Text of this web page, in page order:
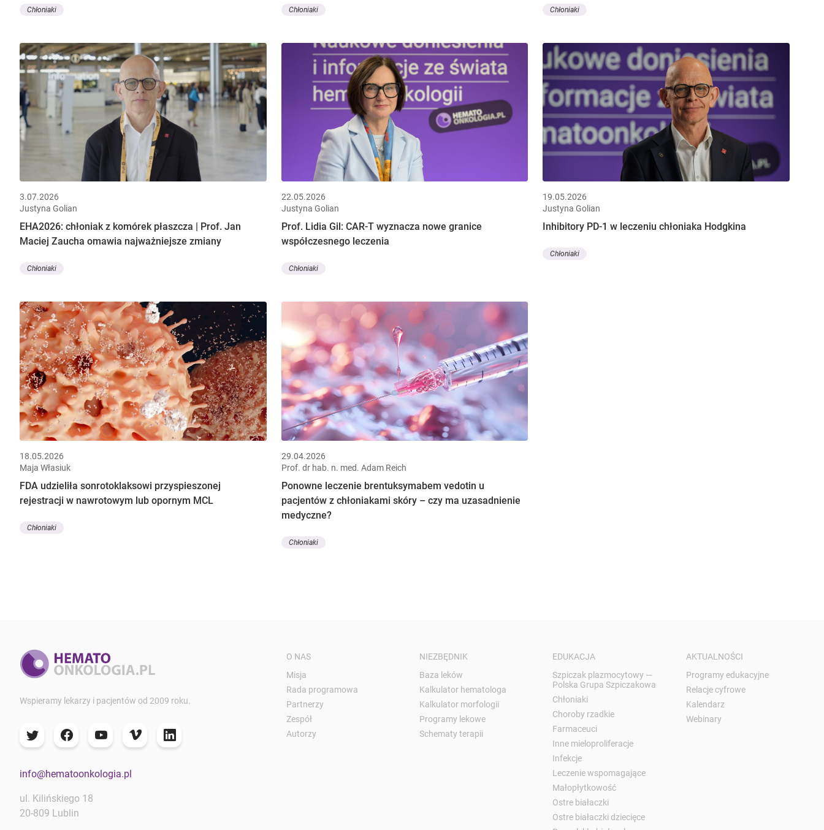
Chłoniaki Chłoniaki Chłoniaki
3.07.2026
Justyna Golian
EHA2026: chłoniak z komórek płaszcza | Prof. Jan
Maciej Zaucha omawia najważniejsze zmiany
Chłoniaki
22.05.2026
Justyna Golian
Prof. Lidia Gil: CAR-T wyznacza nowe granice
współczesnego leczenia
Chłoniaki
19.05.2026
Justyna Golian
Inhibitory PD-1 w leczeniu chłoniaka Hodgkina
Chłoniaki
18.05.2026
Maja Własiuk
FDA udzieliła sonrotoklaksowi przyspieszonej
rejestracji w nawrotowym lub opornym MCL
Chłoniaki
29.04.2026
Prof. dr hab. n. med. Adam Reich
Ponowne leczenie brentuksymabem vedotin u
pacjentów z chłoniakami skóry – czy ma uzasadnienie
medyczne?
Chłoniaki
Wspieramy lekarzy i pacjentów od 2009 roku.
info@hematoonkologia.pl
ul. Kilińskiego 18
20-809 Lublin
O NAS
Misja
Rada programowa
Partnerzy
Zespół
Autorzy
NIEZBĘDNIK
Baza leków
Kalkulator hematologa
Kalkulator morfologii
Programy lekowe
Schematy terapii
EDUKACJA
Szpiczak plazmocytowy —
Polska Grupa Szpiczakowa
Chłoniaki
Choroby rzadkie
Farmaceuci
Inne mieloproliferacje
Infekcje
Leczenie wspomagające
Małopłytkowość
Ostre białaczki
Ostre białaczki dziecięce
AKTUALNOŚCI
Programy edukacyjne
Relacje cyfrowe
Kalendarz
Webinary